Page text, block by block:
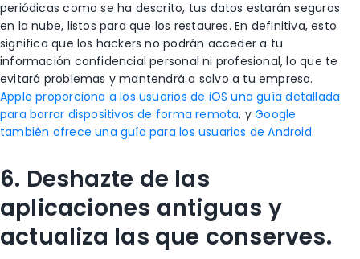
periódicas como se ha descrito, tus datos estarán seguros
en la nube, listos para que los restaures. En definitiva, esto
significa que los hackers no podrán acceder a tu
información confidencial personal ni profesional, lo que te
evitará problemas y mantendrá a salvo a tu empresa.
Apple proporciona a los usuarios de iOS una guía detallada
para borrar dispositivos de forma remota, yGoogle
también ofrece una guía para los usuarios de Android.
6. Deshazte de las
aplicaciones antiguas y
actualiza las que conserves.